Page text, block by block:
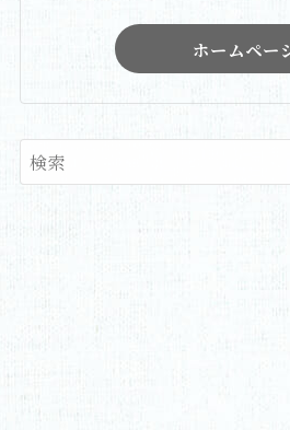
ホームペー